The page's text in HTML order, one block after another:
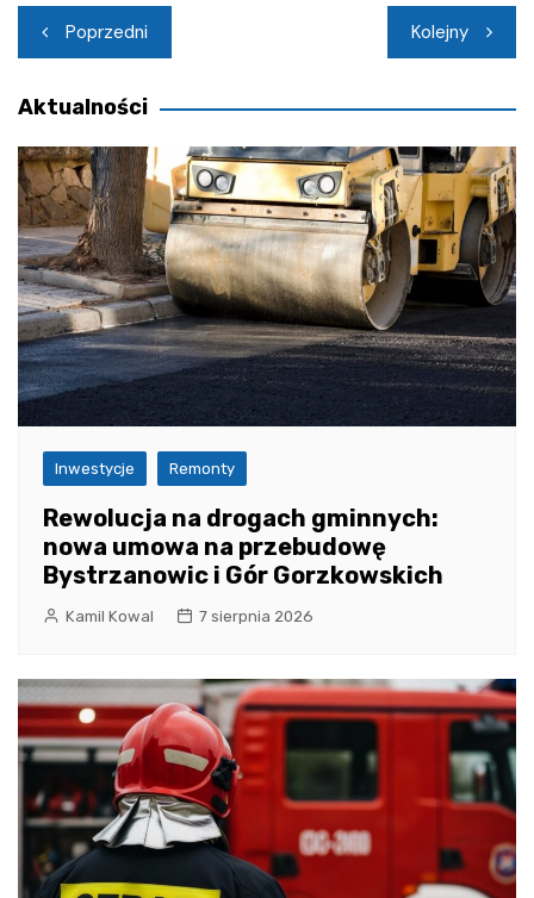
Nawigacja
wpisu
Poprzedni Kolejny
Aktualności
Inwestycje Remonty
Rewolucja na drogach gminnych:
nowa umowa na przebudowę
Bystrzanowic i Gór Gorzkowskich
Kamil Kowal 7 sierpnia 2026